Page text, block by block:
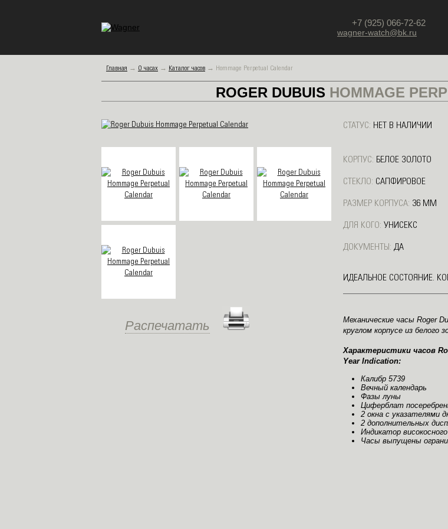
+7 (925) 066-72-62
wagner-watch@bk.ru
Главная → О часах → Каталог часов → Hommage Perpetual Calendar
ROGER DUBUIS HOMMAGE
Распечатать
СТАТУС: НЕТ В НАЛИЧИИ
КОРПУС: БЕЛОЕ ЗОЛОТО
СТЕКЛО: САПФИРОВОЕ
РАЗМЕР КОРПУСА: 36 ММ
ДЛЯ КОГО: УНИСЕКС
ДОКУМЕНТЫ: ДА
ИДЕАЛЬНОЕ СОСТОЯНИЕ.
Механические часы Roger
круглом корпусе из белого
Характеристики часов
Year Indication:
Калибр 5739
Вечный календарь
Фазы луны
Циферблат
2 окна с указателями
2 дополнительных
Индикатор
Часы выпущены